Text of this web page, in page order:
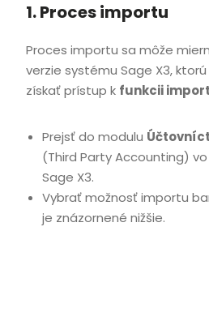
1. Proces importu
Proces importu sa môže
verzie systému Sage X3,
získať prístup k funkcii
Prejsť do modulu
(Third Party Accounting)
Sage X3.
Vybrať možnosť importu
je znázornené nižšie.